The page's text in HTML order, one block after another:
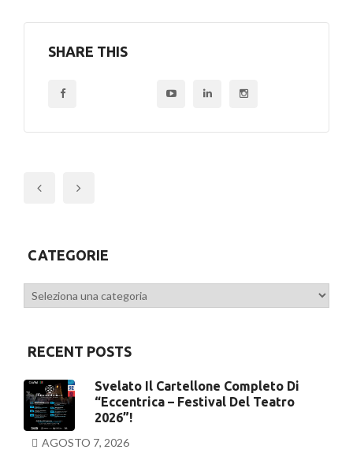
SHARE THIS
CATEGORIE
Categorie
RECENT POSTS
Svelato Il Cartellone Completo Di
“Eccentrica – Festival Del Teatro
2026”!
AGOSTO 7, 2026